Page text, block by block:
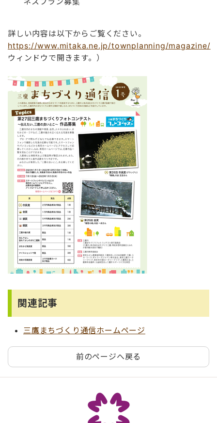
詳しい内容は以下からご覧ください。
https://www.mitaka.ne.jp/townplanning/magazine/
ウィンドウで開きます。）
関連記事
三鷹まちづくり通信ホームページ
前のページへ戻る